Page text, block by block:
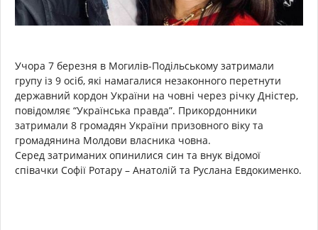
Учора 7 березня в Могилів-Подільському затримали
групу із 9 осіб, які намагалися незаконного перетнути
державний кордон України на човні через річку Дністер,
повідомляє “Українська правда”. Прикордонники
затримали 8 громадян України призовного віку та
громадянина Молдови власника човна.
Серед затриманих опинилися син та внук відомої
співачки Софії Ротару – Анатолій та Руслана Евдокименко.